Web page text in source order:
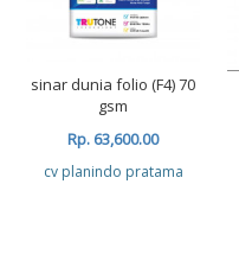
sinar dunia folio (F4) 70
gsm
Rp. 63,600.00
cv planindo pratama